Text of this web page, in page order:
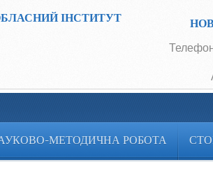
ІНСТИТУТ
МЕТОДИЧНА РОБОТА